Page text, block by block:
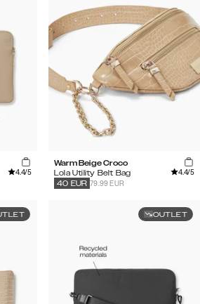
4.4/5
Warm Beige Croco
Lola Utility Belt Bag
4.4/5
79.99 EUR
40 EUR
OUTLET